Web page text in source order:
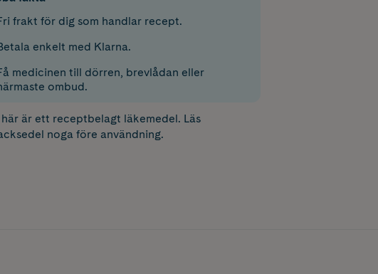
frakt för dig som handlar recept.
enkelt med Klarna.
medicinen till dörren, brevlådan eller
ombud.
är ett receptbelagt läkemedel. Läs
noga före användning.